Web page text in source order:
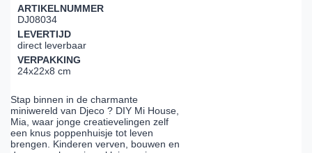
ARTIKELNUMMER
DJ08034
LEVERTIJD
direct leverbaar
VERPAKKING
24x22x8 cm
Stap binnen in de charmante
miniwereld van Djeco ? DIY Mi House,
Mia, waar jonge creatievelingen zelf
een knus poppenhuisje tot leven
brengen. Kinderen verven, bouwen en